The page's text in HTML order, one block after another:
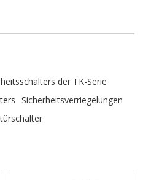
der TK-Serie
Sicherheitsverriegelungen